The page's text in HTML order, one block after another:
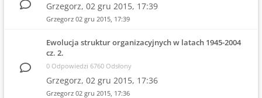
Grzegorz, 02 gru 2015, 17:39
Grzegorz 02 gru 2015, 17:39
Ewolucja struktur organizacyjnych w latach 1945-2004
cz. 2.
0 Odpowiedzi 6760 Odsłony
Grzegorz, 02 gru 2015, 17:36
Grzegorz 02 gru 2015, 17:36